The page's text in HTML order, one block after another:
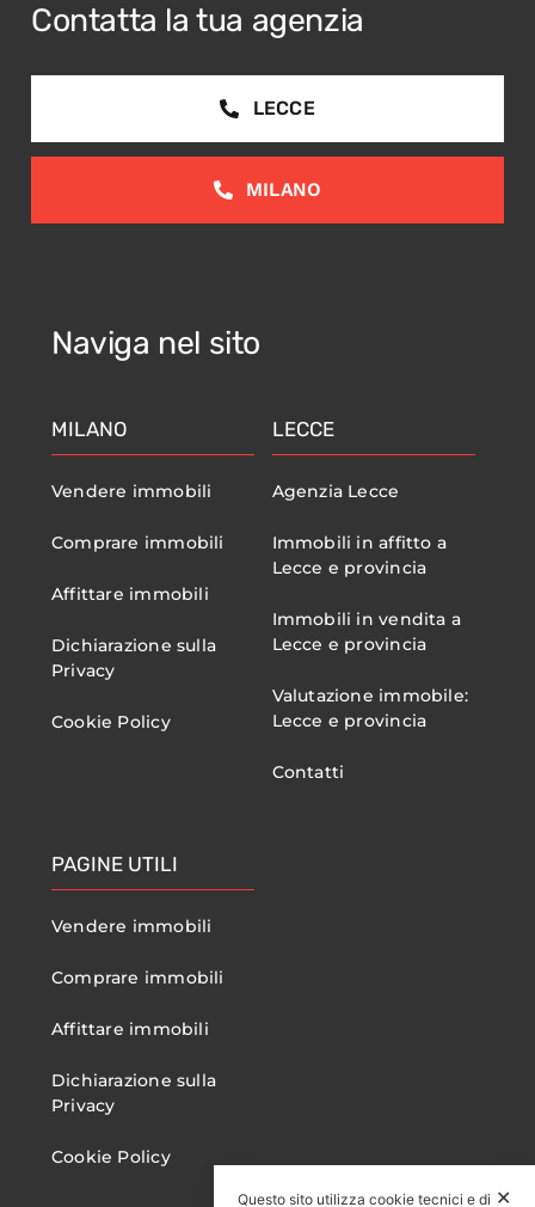
Contatta la tua agenzia
LECCE
MILANO
Naviga nel sito
MILANO
Vendere immobili
Comprare immobili
Affittare immobili
Dichiarazione sulla
Privacy
Cookie Policy
LECCE
Agenzia Lecce
Immobili in affitto a
Lecce e provincia
Immobili in vendita a
Lecce e provincia
Valutazione immobile:
Lecce e provincia
Contatti
PAGINE UTILI
Vendere immobili
Comprare immobili
Affittare immobili
Dichiarazione sulla
Privacy
Cookie Policy
✕
Questo sito utilizza cookie tecnici e di